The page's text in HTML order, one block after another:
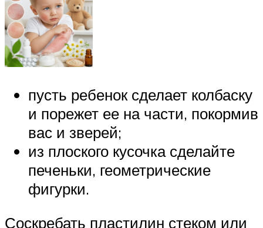
пусть ребенок сделает колбаску
и порежет ее на части, покормив
вас и зверей;
из плоского кусочка сделайте
печеньки, геометрические
фигурки.
Соскребать пластилин стеком или